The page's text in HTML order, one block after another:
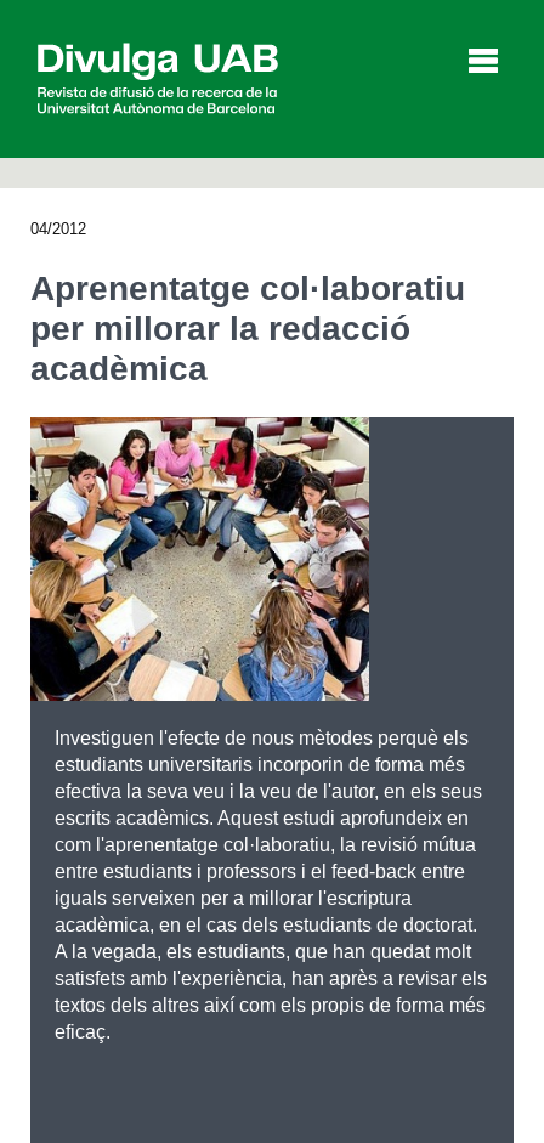
Agenda
English Español
CERCAR
04/2012
Aprenentatge col·laboratiu
per millorar la redacció
acadèmica
Investiguen l'efecte de nous mètodes perquè els
estudiants universitaris incorporin de forma més
efectiva la seva veu i la veu de l'autor, en els seus
escrits acadèmics. Aquest estudi aprofundeix en
com l'aprenentatge col·laboratiu, la revisió mútua
entre estudiants i professors i el feed-back entre
iguals serveixen per a millorar l'escriptura
acadèmica, en el cas dels estudiants de doctorat.
A la vegada, els estudiants, que han quedat molt
satisfets amb l'experiència, han après a revisar els
textos dels altres així com els propis de forma més
eficaç.